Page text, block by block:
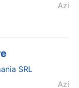
Azi
SRL
Azi